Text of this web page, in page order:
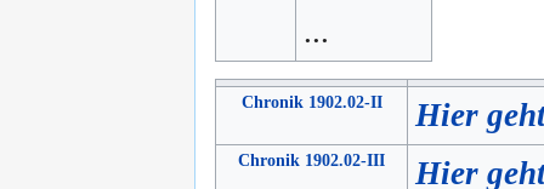
...
Chronik 1902.02-II Hier
Chronik 1902.02-III Hier